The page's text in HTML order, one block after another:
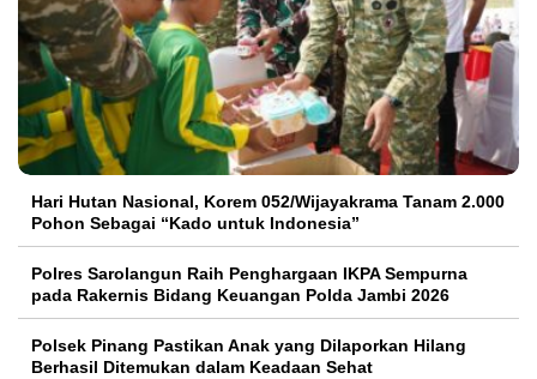
Hari Hutan Nasional, Korem 052/Wijayakrama Tanam 2.000
Pohon Sebagai “Kado untuk Indonesia”
Polres Sarolangun Raih Penghargaan IKPA Sempurna
pada Rakernis Bidang Keuangan Polda Jambi 2026
Polsek Pinang Pastikan Anak yang Dilaporkan Hilang
Berhasil Ditemukan dalam Keadaan Sehat